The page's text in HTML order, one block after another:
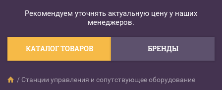
Рекомендуем уточнять актуальную цену у наших
менеджеров.
КАТАЛОГ ТОВАРОВ БРЕНДЫ
/ Станции управления и сопутствующее оборудование